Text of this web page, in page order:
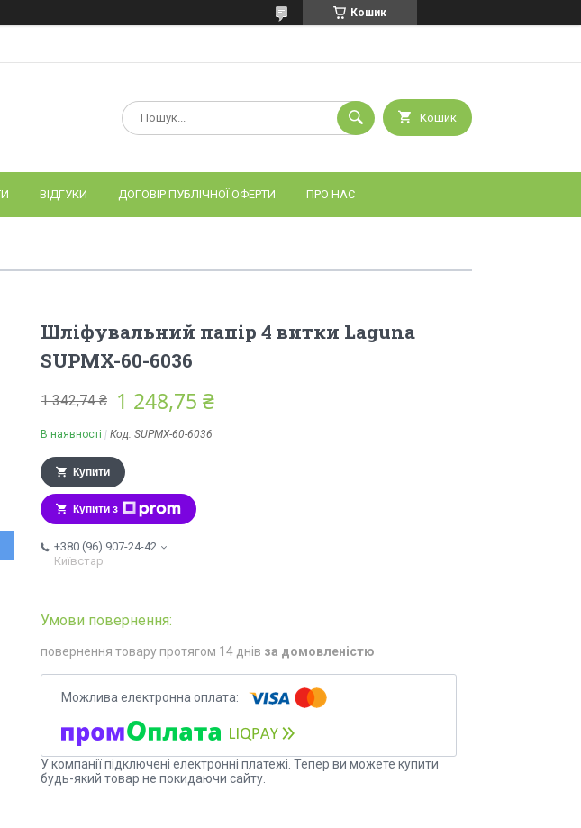
Кошик
Кошик
ВІДГУКИ ДОГОВІР ПУБЛІЧНОЇ ОФЕРТИ ПРО НАС
Шліфувальний папір 4 витки Laguna
SUPMX-60-6036
1 342,74 ₴ 1 248,75 ₴
В наявності Код: SUPMX-60-6036
Купити
Купити з
+380 (96) 907-24-42
Київстар
повернення товару протягом 14 днів за домовленістю
У компанії підключені електронні платежі. Тепер ви можете купити
будь-який товар не покидаючи сайту.